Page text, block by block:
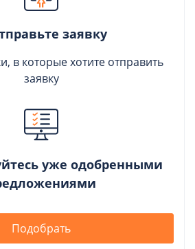
заявку
в которые хотите отправить
заявку
уже одобренными
Подобрать